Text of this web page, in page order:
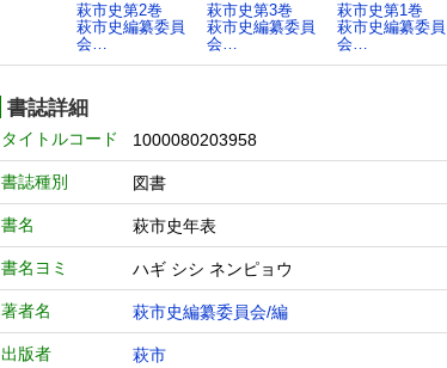
萩市史第2巻
萩市史編纂委員
会…
萩市史第3巻
萩市史編纂委員
会…
萩市史第1巻
萩市史編纂委員
会…
書誌詳細
タイトルコード 1000080203958
書誌種別 図書
書名 萩市史年表
書名ヨミ ハギ シシ ネンピョウ
著者名 萩市史編纂委員会/編
出版者 萩市